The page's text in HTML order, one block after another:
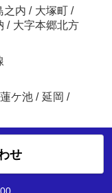
之内 / 大塚町 /
/ 大字本郷北方
蓮ケ池 / 延岡 /
せ